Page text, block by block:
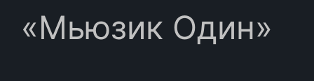
«Мьюзик Один»